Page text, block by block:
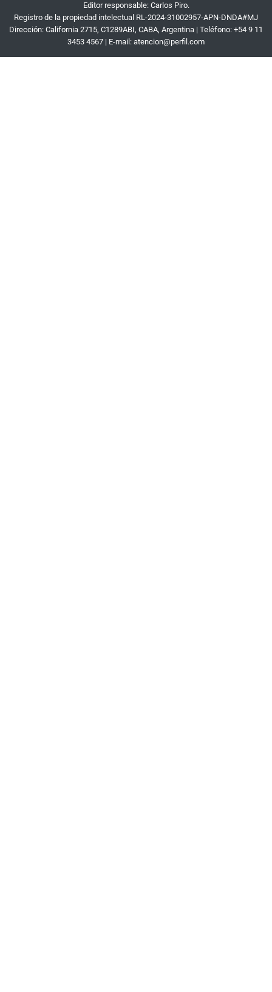
Editor responsable: Carlos Piro.
Registro de la propiedad intelectual RL-2024-31002957-APN-DNDA#MJ
Dirección: California 2715, C1289ABI, CABA, Argentina | Teléfono: +54 9 11
3453 4567 | E-mail: atencion@perfil.com